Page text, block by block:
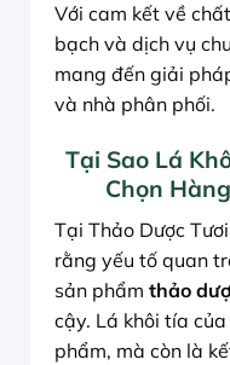
Với cam kết về
bạch và dịch vụ
mang đến giải
và nhà phân phối.
Tại Sao Lá
Chọn
Tại Thảo Dược
rằng yếu tố quan
sản phẩm thảo
cậy. Lá khôi tía
phẩm, mà còn là